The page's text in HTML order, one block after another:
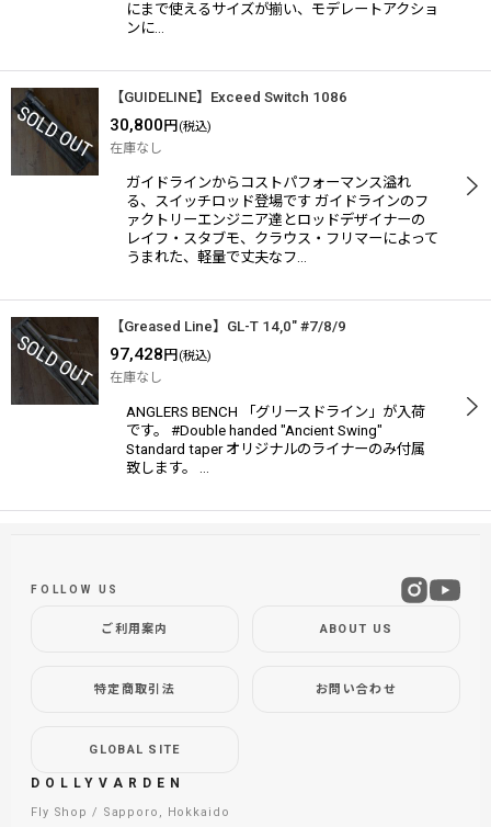
にまで使えるサイズが揃い、モデレートアクショ
ンに…
【GUIDELINE】Exceed Switch 1086
30,800 円 (税込)
在庫なし
ガイドラインからコストパフォーマンス溢れ
る、スイッチロッド登場です ガイドラインのフ
ァクトリーエンジニア達とロッドデザイナーの
レイフ・スタブモ、クラウス・フリマーによって
うまれた、軽量で丈夫なフ…
【Greased Line】GL-T 14,0" #7/8/9
97,428 円 (税込)
在庫なし
ANGLERS BENCH 「グリースドライン」が入荷
です。 #Double handed "Ancient Swing"
Standard taper オリジナルのライナーのみ付属
致します。 …
DOLLYVARDEN
Fly Shop / Sapporo, Hokkaido
ご利用案内 ABOUT US
特定商取引法 お問い合わせ
GLOBAL SITE
FOLLOW US